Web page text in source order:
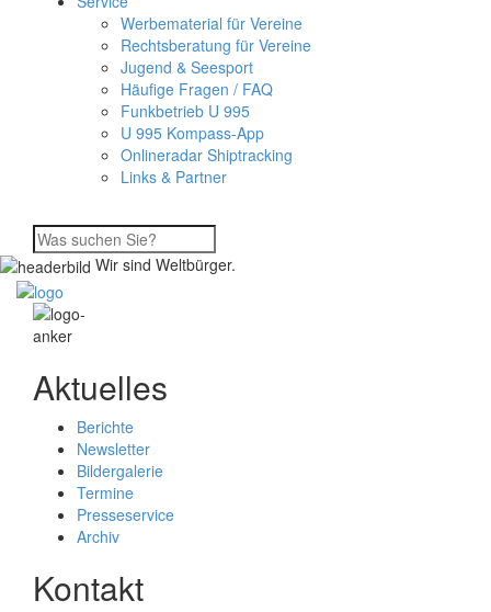
Werbematerial für Vereine
Rechtsberatung für Vereine
Jugend & Seesport
Häufige Fragen / FAQ
Funkbetrieb U 995
U 995 Kompass-App
Onlineradar Shiptracking
Links & Partner
Wir sind Weltbürger.
Aktuelles
Berichte
Newsletter
Bildergalerie
Termine
Presseservice
Archiv
Kontakt